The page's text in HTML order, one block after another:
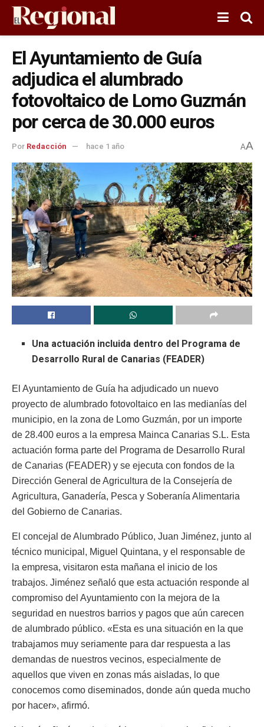
El Ayuntamiento de Guía
adjudica el alumbrado
fotovoltaico de Lomo Guzmán
por cerca de 30.000 euros
Por Redacción hace 1 año AA
Una actuación incluida dentro del Programa de
Desarrollo Rural de Canarias (FEADER)
El Ayuntamiento de Guía ha adjudicado un nuevo
proyecto de alumbrado fotovoltaico en las medianías del
municipio, en la zona de Lomo Guzmán, por un importe
de 28.400 euros a la empresa Mainca Canarias S.L. Esta
actuación forma parte del Programa de Desarrollo Rural
de Canarias (FEADER) y se ejecuta con fondos de la
Dirección General de Agricultura de la Consejería de
Agricultura, Ganadería, Pesca y Soberanía Alimentaria
del Gobierno de Canarias.
El concejal de Alumbrado Público, Juan Jiménez, junto al
técnico municipal, Miguel Quintana, y el responsable de
la empresa, visitaron esta mañana el inicio de los
trabajos. Jiménez señaló que esta actuación responde al
compromiso del Ayuntamiento con la mejora de la
seguridad en nuestros barrios y pagos que aún carecen
de alumbrado público. «Esta es una situación en la que
trabajamos muy seriamente para dar respuesta a las
demandas de nuestros vecinos, especialmente de
aquellos que viven en zonas más aisladas, lo que
conocemos como diseminados, donde aún queda mucho
por hacer», afirmó.